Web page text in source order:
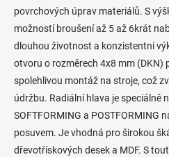
povrchových úprav materiálů. S
možností broušení až 5 až 6krát
dlouhou životnost a konzistentní
otvoru o rozměrech 4x8 mm (DKN)
spolehlivou montáž na stroje, což
údržbu. Radiální hlava je speciálně
SOFTFORMING a POSTFORMING
posuvem. Je vhodná pro širokou
dřevotřískových desek a MDF. S